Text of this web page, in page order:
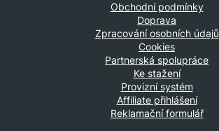
Obchodní podmínky
Doprava
Zpracování osobních údajů
Cookies
Partnerská spolupráce
Ke stažení
Provizní systém
Affiliate přihlášení
Reklamační formulář